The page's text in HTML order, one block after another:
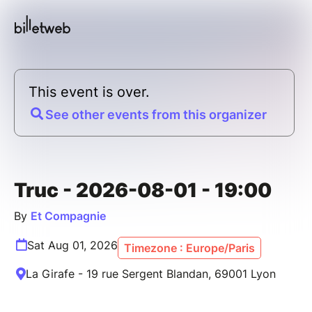
This event is over.
See other events from this organizer
Truc - 2026-08-01 - 19:00
By Et Compagnie
Sat Aug 01, 2026 Timezone : Europe/Paris
La Girafe - 19 rue Sergent Blandan, 69001 Lyon